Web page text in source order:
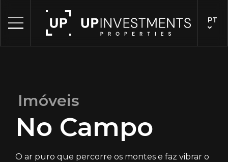
PT
Imóveis
No Campo
O ar puro que percorre os montes e faz vibrar o